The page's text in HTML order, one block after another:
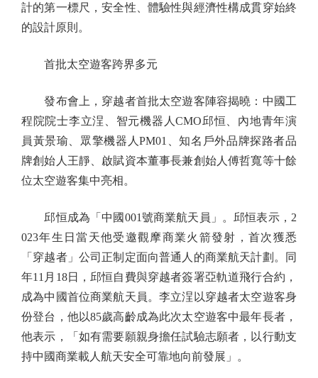
計的第一標尺，安全性、體驗性與經濟性構成貫穿始終
的設計原則。
首批太空遊客跨界多元
發布會上，穿越者首批太空遊客陣容揭曉：中國工
程院院士李立浧、智元機器人CMO邱恒、內地青年演
員黃景瑜、眾擎機器人PM01、知名戶外品牌探路者品
牌創始人王靜、啟賦資本董事長兼創始人傅哲寬等十餘
位太空遊客集中亮相。
邱恒成為「中國001號商業航天員」。邱恒表示，2
023年生日當天他受邀觀摩商業火箭發射，首次獲悉
「穿越者」公司正制定面向普通人的商業航天計劃。同
年11月18日，邱恒自費與穿越者簽署亞軌道飛行合約，
成為中國首位商業航天員。李立浧以穿越者太空遊客身
份登台，他以85歲高齡成為此次太空遊客中最年長者，
他表示，「如有需要願親身擔任試驗志願者，以行動支
持中國商業載人航天安全可靠地向前發展」。